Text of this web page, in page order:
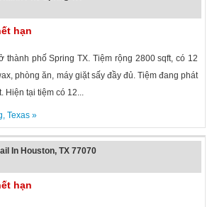
hạn
thành phố Spring TX. Tiệm rộng 2800 sqft, có 12
phòng ăn, máy giặt sấy đầy đủ. Tiệm đang phát
Hiện tại tiệm có 12...
, Texas»
In Houston, TX 77070
hạn